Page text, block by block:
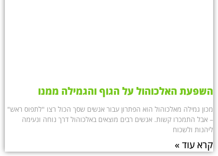
השפעת האלכוהול על הגוף והגמילה ממנו
מכון גמילה מאלכוהול הוא הפתרון עבור אנשים שסך הכול רצו "לתפוס ראש"
– אבל התמכרו קשות. אנשים רבים מוצאים באלכוהול דרך נוחה ונעימה
ליהנות ולשכוח
קרא עוד »